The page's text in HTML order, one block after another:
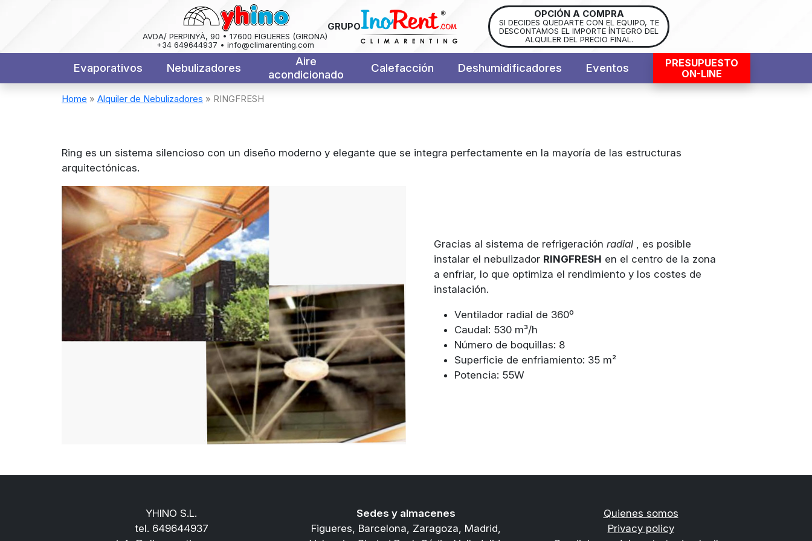
AVDA/ PERPINYÀ, 90 • 17600 FIGUERES (GIRONA)
+34 649644937 • info@climarenting.com
GRUPO
OPCIÓN A COMPRA
SI DECIDES QUEDARTE CON EL EQUIPO, TE
DESCONTAMOS EL IMPORTE ÍNTEGRO DEL
ALQUILER DEL PRECIO FINAL.
Evaporativos Nebulizadores
Aire
acondicionado
Calefacción Deshumidificadores Eventos
PRESUPUESTO
ON-LINE
Home » Alquiler de Nebulizadores » RINGFRESH
Ring es un sistema silencioso con un diseño moderno y elegante que se integra perfectamente en la mayoría de las estructuras
arquitectónicas.
Gracias al sistema de refrigeración radial , es posible
instalar el nebulizador RINGFRESH en el centro de la zona
a enfriar, lo que optimiza el rendimiento y los costes de
instalación.
Ventilador radial de 360º
Caudal: 530 m³/h
Número de boquillas: 8
Superficie de enfriamiento: 35 m²
Potencia: 55W
YHINO S.L.
tel. 649644937
Sedes y almacenes
Figueres, Barcelona, Zaragoza, Madrid,
Quienes somos
Privacy policy